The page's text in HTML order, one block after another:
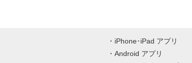
iPhone･iPad アプリ
Android アプリ